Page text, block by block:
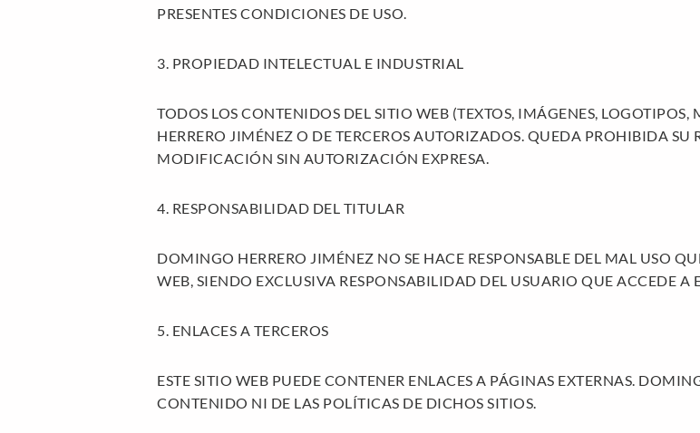
PRESENTES CONDICIONES DE USO.
3. PROPIEDAD INTELECTUAL E INDUSTRIAL
TODOS LOS CONTENIDOS DEL SITIO WEB (TEXTOS, IMÁGENES,
HERRERO JIMÉNEZ O DE TERCEROS AUTORIZADOS. QUEDA PROHIBIDA
MODIFICACIÓN SIN AUTORIZACIÓN EXPRESA.
4. RESPONSABILIDAD DEL TITULAR
DOMINGO HERRERO JIMÉNEZ NO SE HACE RESPONSABLE DEL MAL USO
WEB, SIENDO EXCLUSIVA RESPONSABILIDAD DEL USUARIO QUE ACCEDE A
5. ENLACES A TERCEROS
ESTE SITIO WEB PUEDE CONTENER ENLACES A PÁGINAS EXTERNAS.
CONTENIDO NI DE LAS POLÍTICAS DE DICHOS SITIOS.